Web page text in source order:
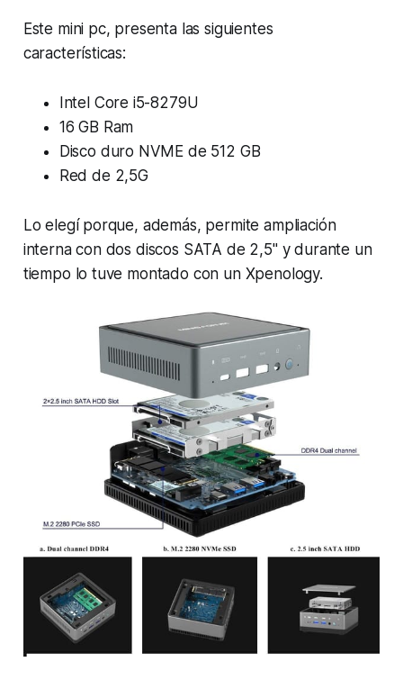
Este mini pc, presenta las siguientes
características:
Intel Core i5-8279U
16 GB Ram
Disco duro NVME de 512 GB
Red de 2,5G
Lo elegí porque, además, permite ampliación
interna con dos discos SATA de 2,5" y durante un
tiempo lo tuve montado con un Xpenology.